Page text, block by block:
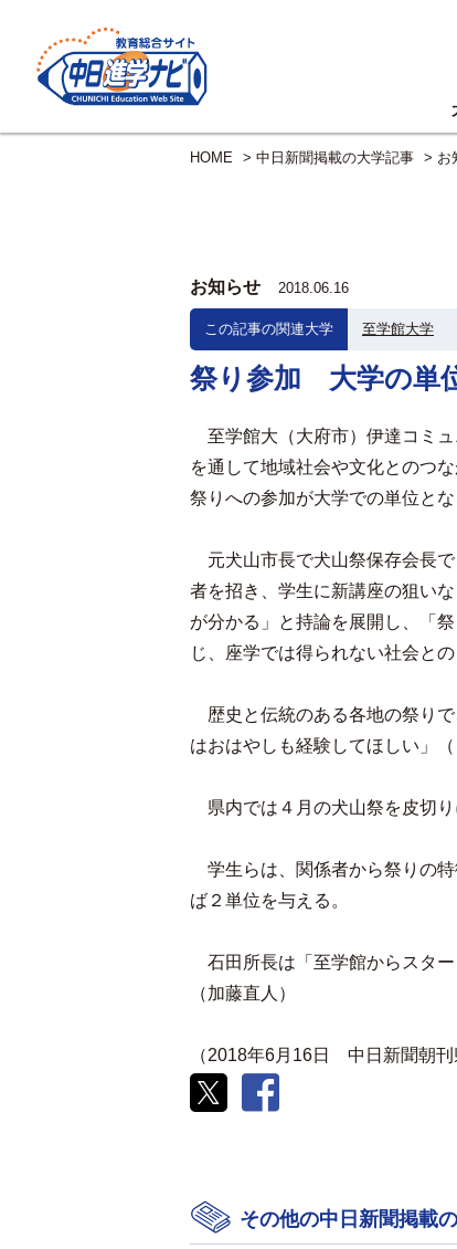
HOME > 中日新聞掲載の大学記事 > お
お知らせ 2018.06.16
この記事の関連大学 至学館大学
祭り参加 大学の単
至学館大（大府市）伊達コミ
を通して地域社会や文化とのつ
祭りへの参加が大学での単位とな
元犬山市長で犬山祭保存会長
者を招き、学生に新講座の狙い
が分かる」と持論を展開し、「
じ、座学では得られない社会と
歴史と伝統のある各地の祭り
はおはやしも経験してほしい」
県内では４月の犬山祭を皮切り
学生らは、関係者から祭りの
ば２単位を与える。
石田所長は「至学館からスタ
（加藤直人）
（2018年6月16日 中日新聞朝刊
その他の中日新聞掲載